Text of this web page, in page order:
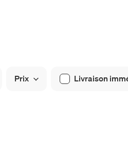
Prix Livraison